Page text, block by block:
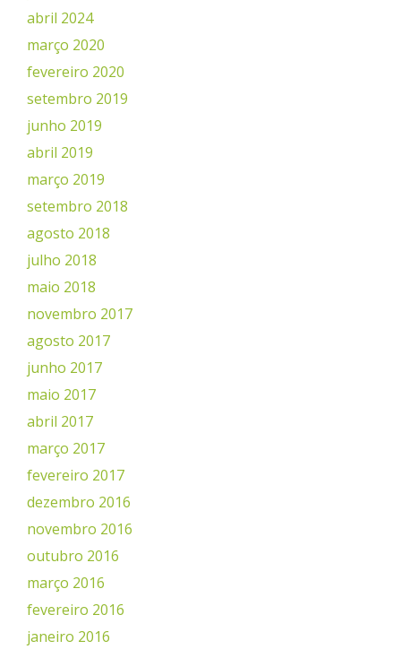
abril 2024
março 2020
fevereiro 2020
setembro 2019
junho 2019
abril 2019
março 2019
setembro 2018
agosto 2018
julho 2018
maio 2018
novembro 2017
agosto 2017
junho 2017
maio 2017
abril 2017
março 2017
fevereiro 2017
dezembro 2016
novembro 2016
outubro 2016
março 2016
fevereiro 2016
janeiro 2016